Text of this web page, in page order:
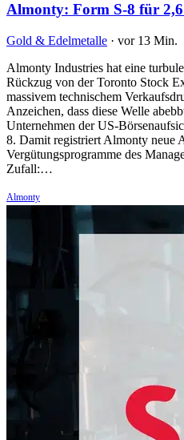
Almonty: Form S-8 für
Gold & Edelmetalle · vor 13 Min.
Almonty Industries hat eine
Rückzug von der Toronto Stock
massivem technischem
Anzeichen, dass diese Welle
Unternehmen der US-
8. Damit registriert Almonty neue
Vergütungsprogramme des
Zufall:…
Almonty